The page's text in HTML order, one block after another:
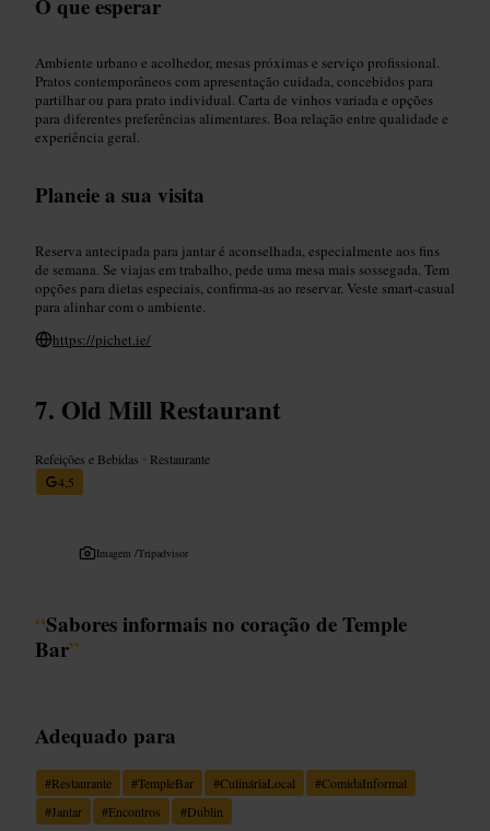
Ambiente urbano e acolhedor, mesas próximas e serviço profissional.
Pratos contemporâneos com apresentação cuidada, concebidos para
partilhar ou para prato individual. Carta de vinhos variada e opções
para diferentes preferências alimentares. Boa relação entre qualidade e
experiência geral.
Planeie a sua visita
Reserva antecipada para jantar é aconselhada, especialmente aos fins
de semana. Se viajas em trabalho, pede uma mesa mais sossegada. Tem
opções para dietas especiais, confirma-as ao reservar. Veste smart-casual
para alinhar com o ambiente.
https://pichet.ie/
Old Mill Restaurant
Refeições e Bebidas • Restaurante
4,5
Imagem /Tripadvisor
“Sabores informais no coração de Temple
Bar”
Adequado para
#Restaurante #TempleBar #CulináriaLocal #ComidaInformal
#Jantar #Encontros #Dublin